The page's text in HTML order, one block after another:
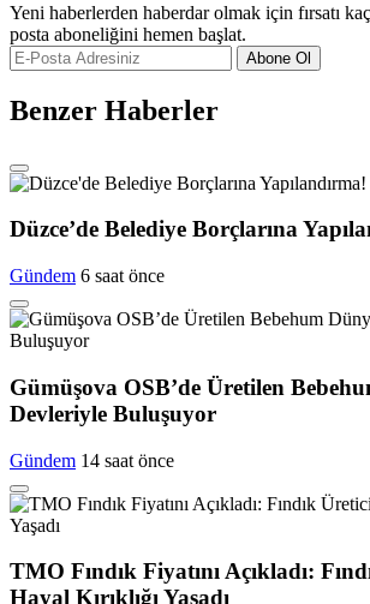
Yeni haberlerden haberdar olmak için fırsatı
posta aboneliğini hemen başlat.
Abone Ol
Benzer Haberler
Düzce’de Belediye Borçlarına
Gündem 6 saat önce
Gümüşova OSB’de Üretilen
Devleriyle Buluşuyor
Gündem 14 saat önce
TMO Fındık Fiyatını Açıkladı:
Hayal Kırıklığı Yaşadı